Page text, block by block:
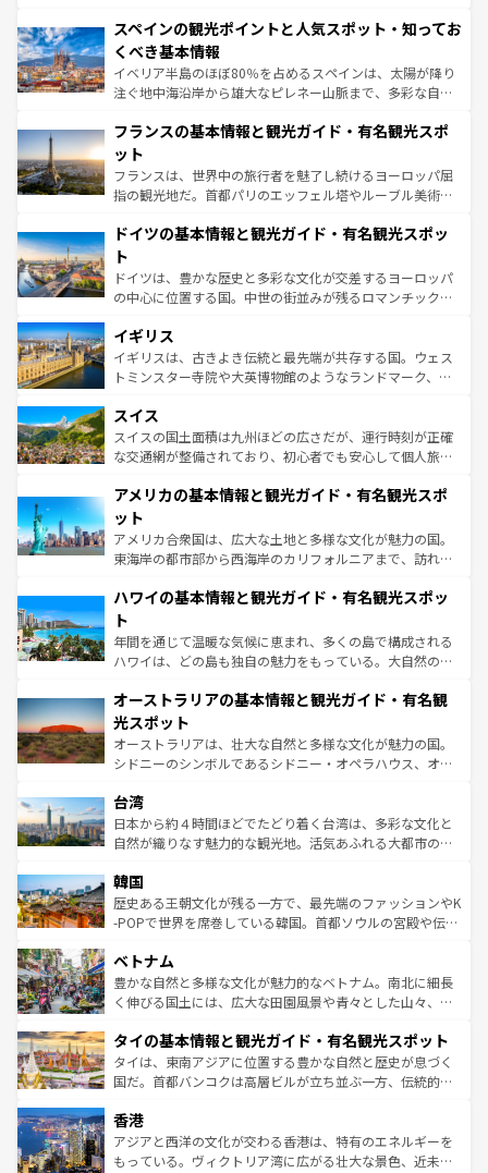
ろん、トスカーナの美しい田園風景やアマルフィ海岸の絶
景など、自然景観も見逃せない。観光の合間には、本場の
ピザやパスタなど、絶品のイタリア料理を堪能することも
できる。朝目覚めてから夜眠るまで、すべての瞬間を楽し
なお、新着のイタリア情報はコンテンツ一覧を参照してほ
しい。
スペインの観光ポイントと人気スポット・知ってお
くべき基本情報
イベリア半島のほぼ80％を占めるスペインは、太陽が降り
注ぐ地中海沿岸から雄大なピレネー山脈まで、多彩な自然
文化が根付くこの国では、情熱的なフラメンコ、熱気あふ
れる闘牛、そして美味しいタパスが生活の一部となってい
る。首都マドリードの洗練された雰囲気や、バルセロナの
アートに溢れた街角から、地方では古代ローマ遺跡や中世
せる。地方によって風土や気候が異なるスペインはその個
ンテンツ一覧 を参照してほしい。
フランスの基本情報と観光ガイド・有名観光スポ
ット
フランスは、世界中の旅行者を魅了し続けるヨーロッパ屈
指の観光地だ。首都パリのエッフェル塔やルーブル美術館
で、幅広い魅力が詰まっている。華麗な宮殿、歴史的な大
聖堂、美しいビーチ、そして豊かな自然が、訪れる者を心
から魅了する。また、フランスは美食の国としても知ら
れ、フランス料理はユネスコ無形文化遺産にも登録されて
香り高いラベンダー畑など、多彩な楽しみ方が可能だ。さ
らに、パリ以外の地域にも魅力が溢れており、どの街角に
も豊かな歴史と文化が息づいている。パリ以外の個性あふ
を参照してほしい。
ドイツの基本情報と観光ガイド・有名観光スポッ
ト
ドイツは、豊かな歴史と多彩な文化が交差するヨーロッパ
の中心に位置する国。中世の街並みが残るロマンチック街
顔を持つこの国は、どこを歩いても飽きることがない。ベ
ルリンの文化的活気、バイエルン州のアルプスの絶景、そ
してライン川沿いのワイン畑といった風景は必見。ビール
は、お酒好きな人にはぜひ体験してほしい。 なお、新着の
ドイツ情報はコンテンツ一覧を参照してほしい。
イギリス
イギリスは、古きよき伝統と最先端が共存する国。ウェス
トミンスター寺院や大英博物館のようなランドマーク、歴
リアごとに異なる魅力がある。また、優雅なアフタヌーン
ティー、ビール好きにはたまらない英国パブ、サッカー観
戦など、本場だからこそできる体験も豊富。イギリスを旅
ンツ一覧を参照してほしい。
スイス
スイスの国土面積は九州ほどの広さだが、運行時刻が正確
な交通網が整備されており、初心者でも安心して個人旅行
の建物がそのまま残る町や、スイスならではのユニークな
博物館もあり、アルプス観光だけでなく町歩きも満喫する
ことができる。国民の所得が高いため物価も高いが、旅行
者向けの交通パス提供のサービスもあり、うまく活用すれ
着のスイス情報はコンテンツ一覧を参照してほしい。
アメリカの基本情報と観光ガイド・有名観光スポ
ット
アメリカ合衆国は、広大な土地と多様な文化が魅力の国。
東海岸の都市部から西海岸のカリフォルニアまで、訪れる
のような巨大都市は、観光、ショッピング、エンターテイ
ンメントが詰まった刺激的なスポットだ。一方、アメリカ
西部には大自然が広がり、グランドキャニオンやイエロー
ストーン国立公園といった絶景が堪能できる。さらに、南
文化が魅力。旅行者はアメリカの各地域で異なる魅力を楽
しみながら、その多様性と豊かな歴史を感じることができ
るだろう。車でのロードトリップや列車の旅も、アメリカ
ならではの贅沢な旅のスタイルだ。 なお、新着のアメリカ
情報は コンテンツ一覧 を参照してほしい。
ハワイの基本情報と観光ガイド・有名観光スポッ
ト
年間を通じて温暖な気候に恵まれ、多くの島で構成される
ハワイは、どの島も独自の魅力をもっている。大自然の神
ワイ島は見逃せない。また、定番の観光地といえばオアフ
島だが、静かな自然を求めるならマウイ島やカウアイ島が
おすすめ。エメラルドグリーンに輝く海をはじめ、豊かな
文化や歴史が息づいている。「アロハスピリット」と呼ば
人々、おいしいローカルフードやハワイアンミュージッ
ク、伝統的なフラダンスなど、すべてがハワイの魅力を彩
っている。訪れるたびに新しい発見と感動が待っているハ
はコンテンツ一覧
オーストラリアの基本情報と観光ガイド・有名観
光スポット
オーストラリアは、壮大な自然と多様な文化が魅力の国。
シドニーのシンボルであるシドニー・オペラハウス、オー
リアリーフや大陸中央部にそびえるウルル（エアーズロッ
ク）、タスマニアの美しい原生林やケアンズの熱帯雨林な
ど、見どころがたくさん。また、カフェやワイン、オージ
いる。アクティビティも充実しており、サーフィンやダイ
ビング、ハイキングなど、アウトドア好きにはたまらな
い。オーストラリアの多彩な魅力を存分に味わいつくそ
参照してほしい。
台湾
日本から約４時間ほどでたどり着く台湾は、多彩な文化と
自然が織りなす魅力的な観光地。活気あふれる大都市の台
ン）、静ひつな山岳地帯である台湾東部など、都市の喧騒
と山間の静けさが共存しており、訪れる人に新しい発見と
驚きをもたらしてくれる。また、奥深い台湾の食文化も魅
容にもいいと評判のスイーツなど、バラエティ豊かな料理
が味わえる。 なお、新着の台湾情報は コンテンツ一覧を参
照してほしい。
韓国
歴史ある王朝文化が残る一方で、最先端のファッションやK
-POPで世界を席巻している韓国。首都ソウルの宮殿や伝統
き、地方に足を延ばせば四季折々の自然美を楽しむことが
できる。そして、キムチや焼肉、絶品のストリートフード
まで、さまざまな韓国料理が待っている。夜には、韓国な
リティに包まれながら、韓国の多彩な魅力を心ゆくまで味
わってみてほしい。 なお、新着の韓国情報はコンテンツ一
覧を参照してほしい。
ベトナム
豊かな自然と多様な文化が魅力的なベトナム。南北に細長
く伸びる国土には、広大な田園風景や青々とした山々、世
急速な発展と共に伝統が息づく。ハノイの古い町並みやホ
ーチミン市のフランス統治時代の建物も、独特の雰囲気を
醸し出している。また、バラエティの豊かさとおいしさで
とつ。フォーやバインミー、ベトナムコーヒーなどは、ぜ
ひ現地で味わいたい。どの地域を訪れてもあたたかい人々
が旅行者を迎えてくれるので、きっと忘れられない旅にな
タイの基本情報と観光ガイド・有名観光スポット
タイは、東南アジアに位置する豊かな自然と歴史が息づく
国だ。首都バンコクは高層ビルが立ち並ぶ一方、伝統的な
の活気が交差している。北部ではチェンマイなどの山岳地
帯で自然と触れ合い、南部ではプーケットやクラビの美し
いビーチでリゾート気分を楽しむことができる。タイ料理
香港
アジアと西洋の文化が交わる香港は、特有のエネルギーを
もっている。ヴィクトリア湾に広がる壮大な景色、近未来